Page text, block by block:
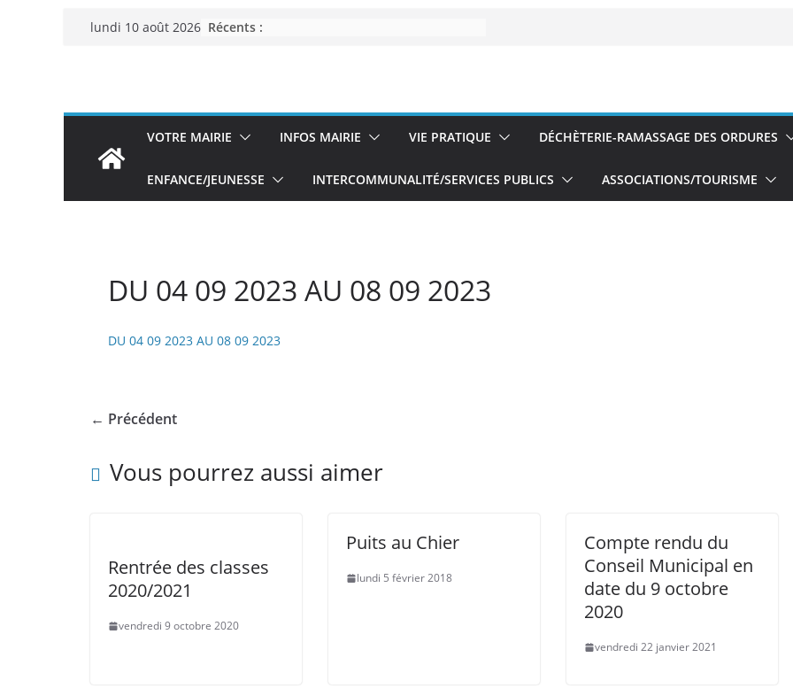
Passerlundi 10 août 2026 Récents :
VOTRE MAIRIE INFOS MAIRIE VIE PRATIQUE DÉCHÈTERIE-RAMASSAGE DES ORDURES
ENFANCE/JEUNESSE INTERCOMMUNALITÉ/SERVICES PUBLICS ASSOCIATIONS/TOURISME
DU 04 09 2023 AU 08 09 2023
DU 04 09 2023 AU 08 09 2023
← Précédent
Vous pourrez aussi aimer
Rentrée des classes
2020/2021
vendredi 9 octobre 2020
Puits au Chier
lundi 5 février 2018
Compte rendu du
Conseil Municipal en
date du 9 octobre
2020
vendredi 22 janvier 2021